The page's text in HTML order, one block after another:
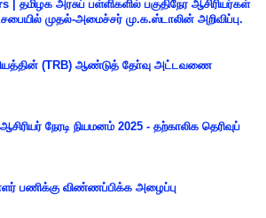
| தமிழக அரசுப் பள்ளிகளில் பகுதிநேர ஆசிரியர்கள்
முதல்-அமைச்சர் மு.க.ஸ்டாலின் அறிவிப்பு.
(TRB) ஆண்டுத் தோ்வு அட்டவணை
நேரடி நியமனம் 2025 - தற்காலிக தெரிவுப்
பணிக்கு விண்ணப்பிக்க அழைப்பு